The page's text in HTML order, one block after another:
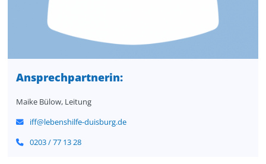
Ansprechpartnerin:
Maike Bülow, Leitung
iff@lebenshilfe-duisburg.de
0203 / 77 13 28